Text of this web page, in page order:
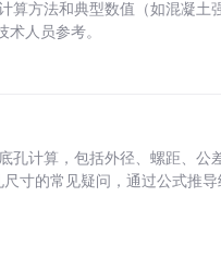
算方法和典型数值（如混凝土
人员参考。
孔计算，包括外径、螺距、公
尺寸的常见疑问，通过公式推